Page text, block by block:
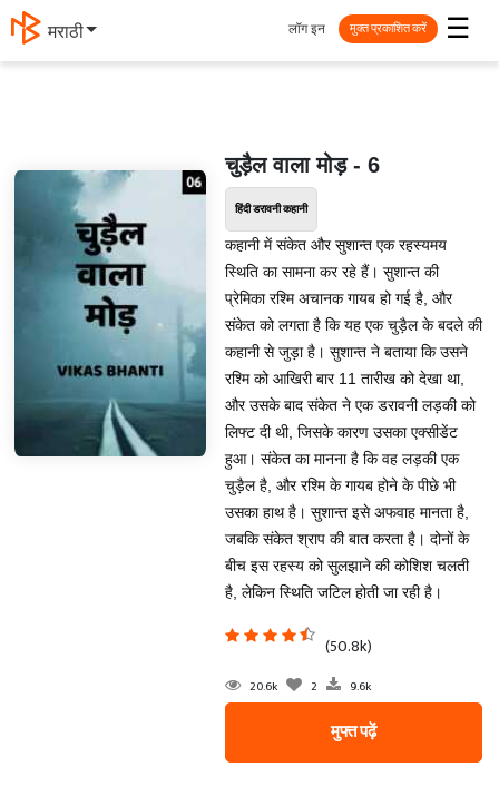
मराठी ☰
लॉग इन मुक्त प्रकाशित करें
चुड़ैल वाला मोड़ - 6
हिंदी डरावनी कहानी
कहानी में संकेत और सुशान्त एक रहस्यमय
स्थिति का सामना कर रहे हैं। सुशान्त की
प्रेमिका रश्मि अचानक गायब हो गई है, और
संकेत को लगता है कि यह एक चुड़ैल के बदले की
कहानी से जुड़ा है। सुशान्त ने बताया कि उसने
रश्मि को आखिरी बार 11 तारीख को देखा था,
और उसके बाद संकेत ने एक डरावनी लड़की को
लिफ्ट दी थी, जिसके कारण उसका एक्सीडेंट
हुआ। संकेत का मानना है कि वह लड़की एक
चुड़ैल है, और रश्मि के गायब होने के पीछे भी
उसका हाथ है। सुशान्त इसे अफवाह मानता है,
जबकि संकेत श्राप की बात करता है। दोनों के
बीच इस रहस्य को सुलझाने की कोशिश चलती
है, लेकिन स्थिति जटिल होती जा रही है।
(50.8k)
20.6k 2 9.6k
मुफ्त पढ़ें